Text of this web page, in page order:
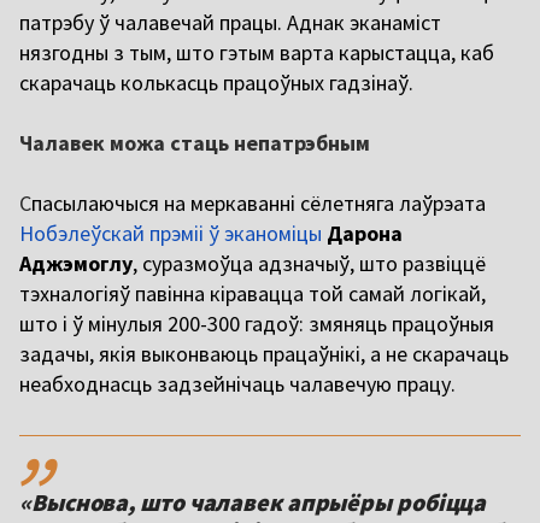
патрэбу ў чалавечай працы. Аднак эканаміст
нязгодны з тым, што гэтым варта карыстацца, каб
скарачаць колькасць працоўных гадзінаў.
Чалавек можа стаць непатрэбным
Спасылаючыся на меркаванні сёлетняга лаўрэата
Нобэлеўскай прэміі ў эканоміцы Дарона
Аджэмоглу, суразмоўца адзначыў, што развіццё
тэхналогіяў павінна кіравацца той самай логікай,
што і ў мінулыя 200-300 гадоў: змяняць працоўныя
задачы, якія выконваюць працаўнікі, а не скарачаць
неабходнасць задзейнічаць чалавечую працу.
,,
«Выснова, што чалавек апрыёры робіцца